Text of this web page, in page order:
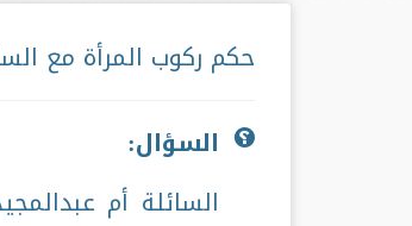
حكم ركوب المرأة مع
السؤال:
السائلة أم